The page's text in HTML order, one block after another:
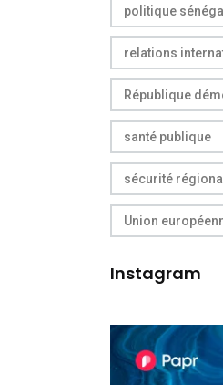
politique
relations
République
santé publique
sécurité
Union
Instagram